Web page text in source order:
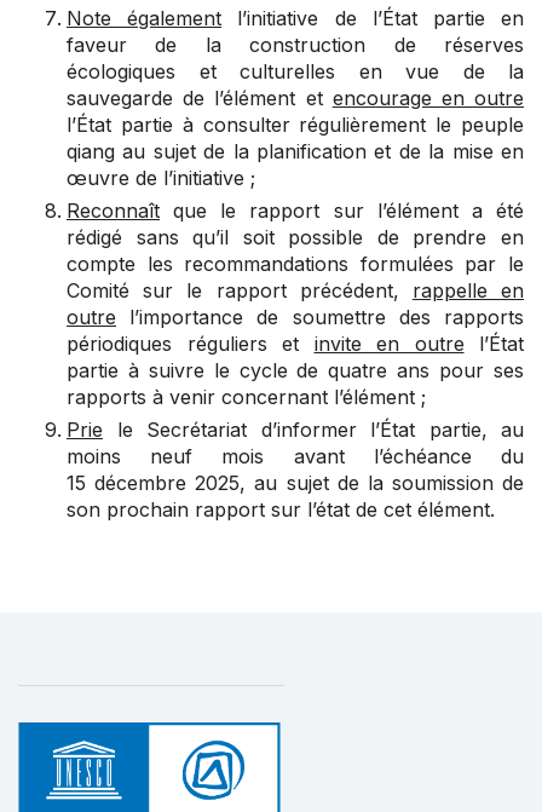
Note également l’initiative de l’État partie en
faveur de la construction de réserves
écologiques et culturelles en vue de la
sauvegarde de l’élément et encourage en outre
l’État partie à consulter régulièrement le peuple
qiang au sujet de la planification et de la mise en
œuvre de l’initiative ;
Reconnaît que le rapport sur l’élément a été
rédigé sans qu’il soit possible de prendre en
compte les recommandations formulées par le
Comité sur le rapport précédent, rappelle en
outre l’importance de soumettre des rapports
périodiques réguliers et invite en outre l’État
partie à suivre le cycle de quatre ans pour ses
rapports à venir concernant l’élément ;
Prie le Secrétariat d’informer l’État partie, au
moins neuf mois avant l’échéance du
15 décembre 2025, au sujet de la soumission de
son prochain rapport sur l’état de cet élément.